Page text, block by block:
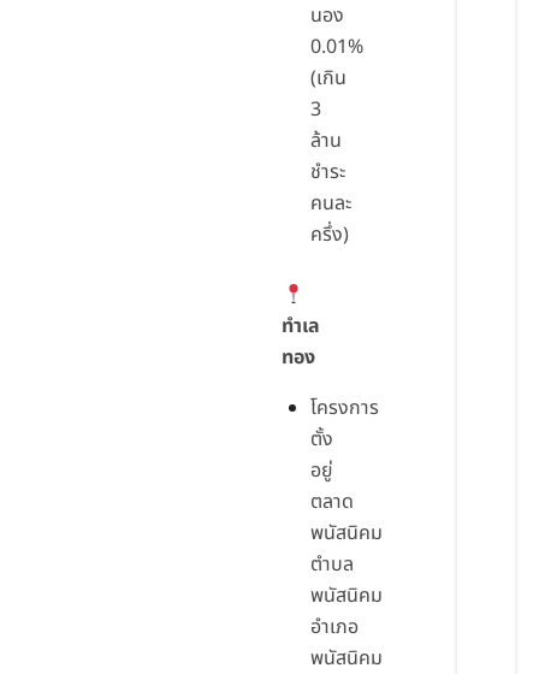
นอง
0.01%
(เกิน
3
ล้าน
ชำระ
คนละ
ครึ่ง)
ทำเล
ทอง
โครงการ
ตั้ง
อยู่
ตลาด
พนัสนิคม
ตำบล
พนัสนิคม
อำเภอ
พนัสนิคม